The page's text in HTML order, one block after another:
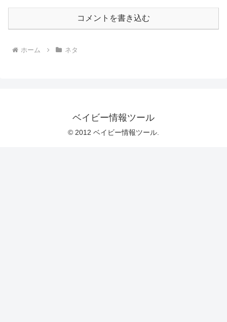
コメントを書き込む
ホーム ネタ
ベイビー情報ツール
© 2012 ベイビー情報ツール.